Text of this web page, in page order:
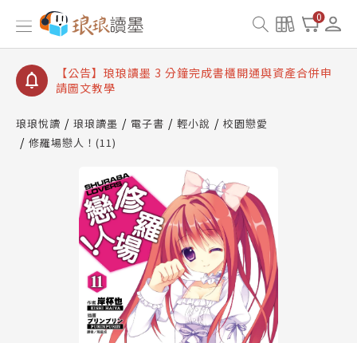
0
【公告】琅琅讀墨數位閱讀資產合併與書櫃開通申請
【公告】琅琅讀墨書櫃開通常見問題
【公告】琅琅讀墨 3 分鐘完成書櫃開通與資產合併申
請圖文教學
查詢
【公告】琅琅讀墨數位閱讀資產合併與書櫃開通申請
琅琅悅讀 琅琅讀墨 電子書 輕小說
校園戀愛
修羅場戀人！(11)